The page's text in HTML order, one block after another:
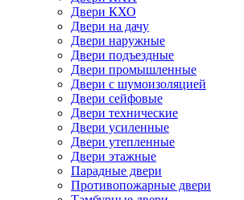
Двери КХО
Двери на дачу
Двери наружные
Двери подъездные
Двери промышленные
Двери с шумоизоляцией
Двери сейфовые
Двери технические
Двери усиленные
Двери утепленные
Двери этажные
Парадные двери
Противопожарные двери